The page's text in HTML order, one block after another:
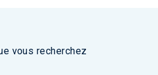
vous recherchez